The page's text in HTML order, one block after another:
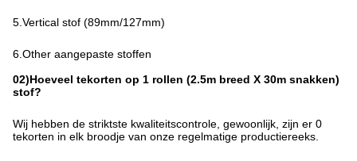
5.Vertical stof (89mm/127mm)
6.Other aangepaste stoffen
02)Hoeveel tekorten op 1 rollen (2.5m breed X 30m snakken)
stof?
Wij hebben de striktste kwaliteitscontrole, gewoonlijk, zijn er 0
tekorten in elk broodje van onze regelmatige productiereeks.